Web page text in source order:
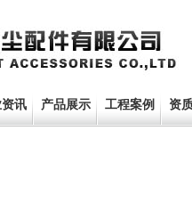
讯 产品展示 工程案例 资